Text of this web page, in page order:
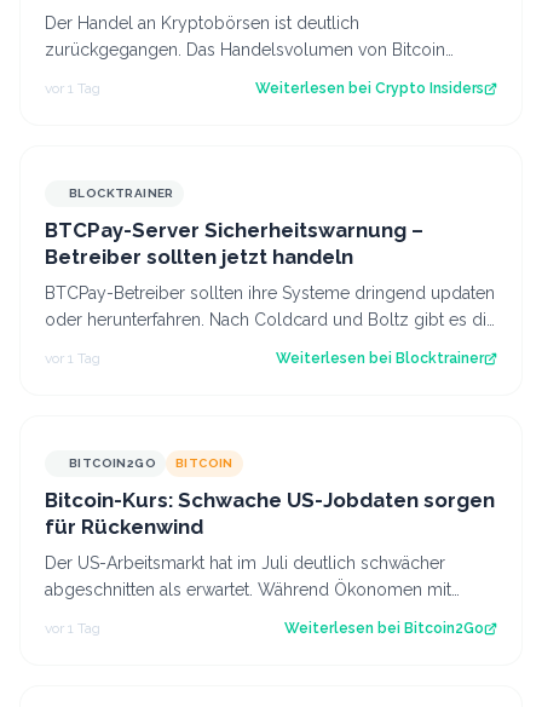
Der Handel an Kryptobörsen ist deutlich
zurückgegangen. Das Handelsvolumen von Bitcoin
vor 1 Tag Weiterlesen bei Crypto Insiders
BLOCKTRAINER
BTCPay-Server Sicherheitswarnung –
Betreiber sollten jetzt handeln
BTCPay-Betreiber sollten ihre Systeme dringend updaten
oder herunterfahren. Nach Coldcard und Boltz gibt es die
vor 1 Tag Weiterlesen bei Blocktrainer
BITCOIN2GO BITCOIN
Bitcoin-Kurs: Schwache US-Jobdaten sorgen
für Rückenwind
Der US-Arbeitsmarkt hat im Juli deutlich schwächer
abgeschnitten als erwartet. Während Ökonomen mit
einem Stellenaufbau gerechnet hatten, gi…
vor 1 Tag Weiterlesen bei Bitcoin2Go